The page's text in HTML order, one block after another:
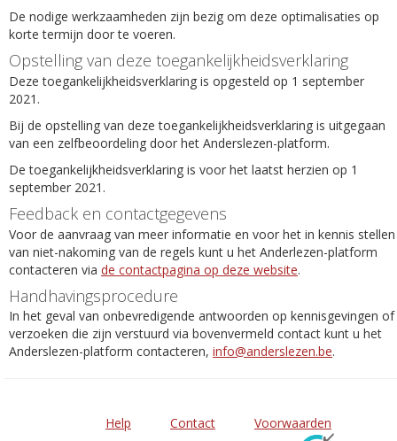
De nodige werkzaamheden zijn bezig om deze optimalisaties op
korte termijn door te voeren.
Opstelling van deze toegankelijkheidsverklaring
Deze toegankelijkheidsverklaring is opgesteld op 1 september
2021.
Bij de opstelling van deze toegankelijkheidsverklaring is uitgegaan
van een zelfbeoordeling door het Anderslezen-platform.
De toegankelijkheidsverklaring is voor het laatst herzien op 1
september 2021.
Feedback en contactgegevens
Voor de aanvraag van meer informatie en voor het in kennis stellen
van niet-nakoming van de regels kunt u het Anderlezen-platform
contacteren via de contactpagina op deze website.
Handhavingsprocedure
In het geval van onbevredigende antwoorden op kennisgevingen of
verzoeken die zijn verstuurd via bovenvermeld contact kunt u het
Anderslezen-platform contacteren, info@anderslezen.be.
Help Contact
Voorwaarden